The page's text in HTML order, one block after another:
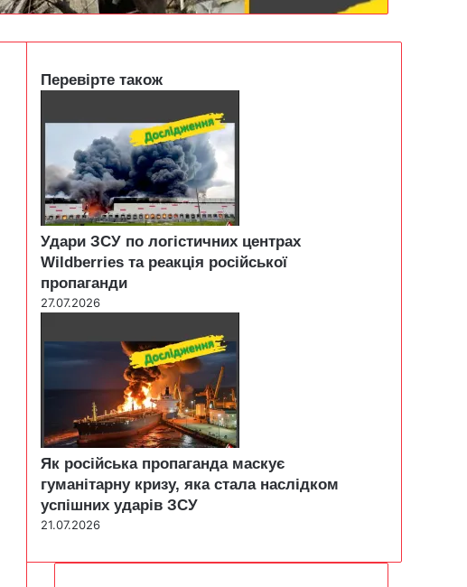
Перевірте також
Удари ЗСУ по логістичних центрах
Wildberries та реакція російської
пропаганди
27.07.2026
Як російська пропаганда маскує
гуманітарну кризу, яка стала наслідком
успішних ударів ЗСУ
21.07.2026